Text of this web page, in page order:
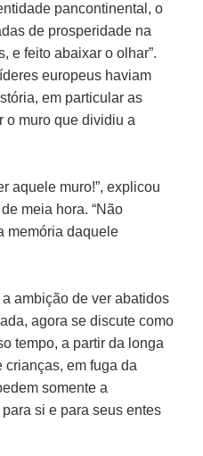
pancontinental, o
de prosperidade na
e feito abaixar o olhar”.
europeus haviam
em particular as
o muro que dividiu a
aquele muro!”, explicou
meia hora. “Não
memória daquele
ambição de ver abatidos
agora se discute como
tempo, a partir da longa
crianças, em fuga da
somente a
si e para seus entes